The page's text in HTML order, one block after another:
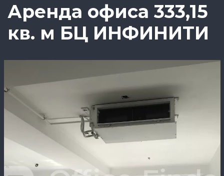
Аренда офиса 333,15
кв. м БЦ ИНФИНИТИ